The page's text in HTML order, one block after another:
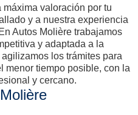
valoración por tu
y a nuestra experiencia
Autos Molière trabajamos
y adaptada a la
los trámites para
menor tiempo posible, con la
y cercano.